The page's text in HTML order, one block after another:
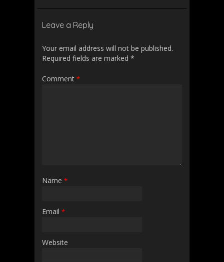
Leave a Reply
Your email address will not be published.
Required fields are marked *
Comment *
Name *
Email *
Website